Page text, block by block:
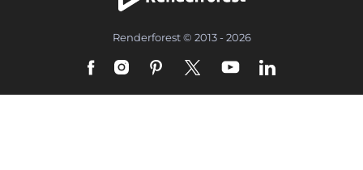
Renderforest © 2013 - 2026